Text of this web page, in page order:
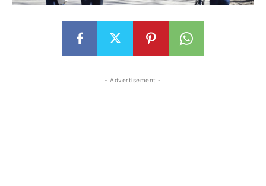
- Advertisement -